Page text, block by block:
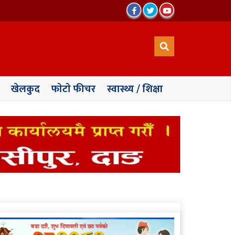
खेलकुद फाेटाे फीचर स्वास्थ्य / शिक्षा